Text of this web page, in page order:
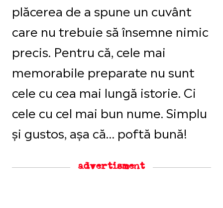
plăcerea de a spune un cuvânt
care nu trebuie să însemne nimic
precis. Pentru că, cele mai
memorabile preparate nu sunt
cele cu cea mai lungă istorie. Ci
cele cu cel mai bun nume. Simplu
și gustos, așa că… poftă bună!
advertisment